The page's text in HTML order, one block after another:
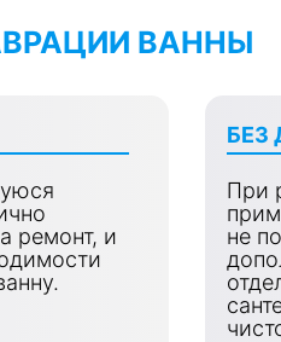
ВАННЫ
ремонт, и
БЕЗ
При
не